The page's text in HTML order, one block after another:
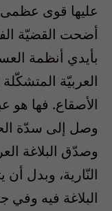
عليها قوى عظمى
أضحت القضيّة
بأيدي أنظمة
العربيّة
الأصقاع. فها هو
وصل إلى سدّة
وصدّق البلاغة
النّارية، وبدل
البلاغة فيه